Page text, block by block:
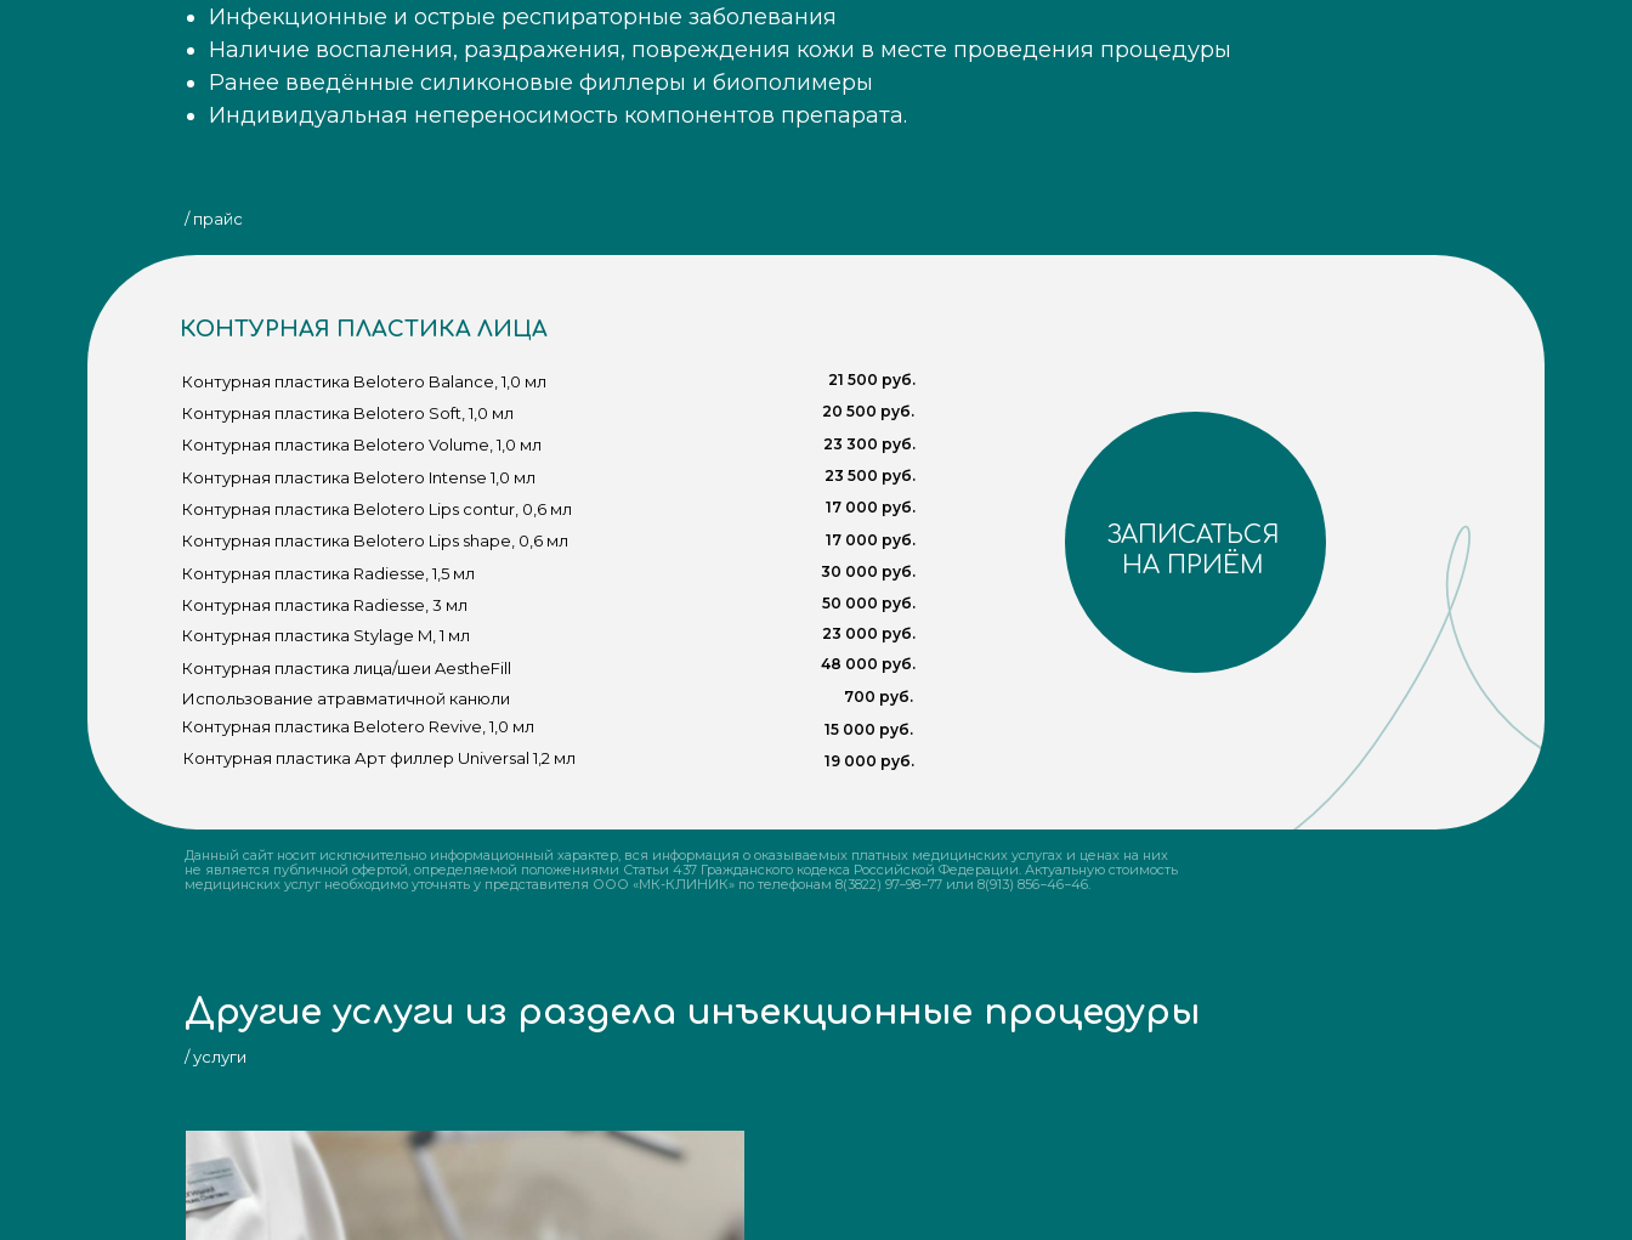
Инфекционные и острые респираторные заболевания
Наличие воспаления, раздражения, повреждения кожи в месте проведения процедуры
Ранее введённые силиконовые филлеры и биополимеры
Индивидуальная непереносимость компонентов препарата.
/ прайс
ЗАПИСАТЬСЯ
НА ПРИЁМ
КОНТУРНАЯ ПЛАСТИКА ЛИЦА
48 000 руб.
Контурная пластика лица/шеи AestheFill
23 000 руб.
Контурная пластика Stylage M, 1 мл
50 000 руб.
Контурная пластика Radiesse, 3 мл
30 000 руб.
Контурная пластика Radiesse, 1,5 мл
17 000 руб.
Контурная пластика Belotero Lips shape, 0,6 мл
17 000 руб.
Контурная пластика Belotero Lips contur, 0,6 мл
23 500 руб.
Контурная пластика Belotero Intense 1,0 мл
23 300 руб.
Контурная пластика Belotero Volume, 1,0 мл
20 500 руб.
Контурная пластика Belotero Soft, 1,0 мл
21 500 руб.
Контурная пластика Belotero Balance, 1,0 мл
Контурная пластика Арт филлер Universal 1,2 мл
Использование атравматичной канюли
Данный сайт носит исключительно информационный характер, вся информация о оказываемых платных медицинских услугах и ценах на них
не является публичной офертой, определяемой положениями Статьи 437 Гражданского кодекса Российской Федерации. Актуальную стоимость
медицинских услуг необходимо уточнять у представителя ООО «МК-КЛИНИК» по телефонам 8(3822) 97−98−77 или 8(913) 856−46−46.
700 руб.
19 000 руб.
15 000 руб.
Контурная пластика Belotero Revive, 1,0 мл
Другие услуги из раздела инъекционные процедуры
/ услуги